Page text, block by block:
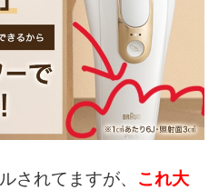
されてますが、 これ大